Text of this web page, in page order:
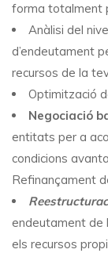
forma totalment
Anàlisi del
d’endeutament
recursos de la
Optimització
Negociació
entitats per a
condicions
Refinançament
endeutament de
els recursos